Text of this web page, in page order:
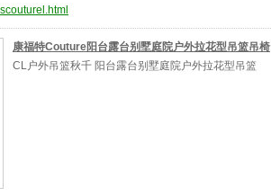
康福特Couture阳台露台别墅庭院户外拉花型吊篮吊椅
CL户外吊篮秋千 阳台露台别墅庭院户外拉花型吊篮